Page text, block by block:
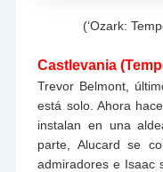
(‘Ozark:
Castlevania
Trevor Belmont,
está solo. Ahora
instalan en una
parte, Alucard se
admiradores e Isaac